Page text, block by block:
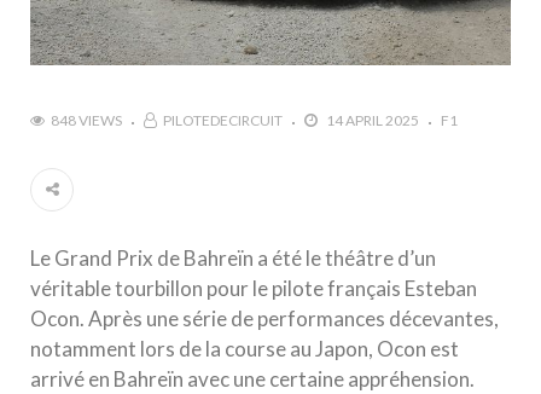
848 VIEWS PILOTEDECIRCUIT 14 APRIL 2025 F1
Le Grand Prix de Bahreïn a été le théâtre d’un
véritable tourbillon pour le pilote français Esteban
Ocon. Après une série de performances décevantes,
notamment lors de la course au Japon, Ocon est
arrivé en Bahreïn avec une certaine appréhension.